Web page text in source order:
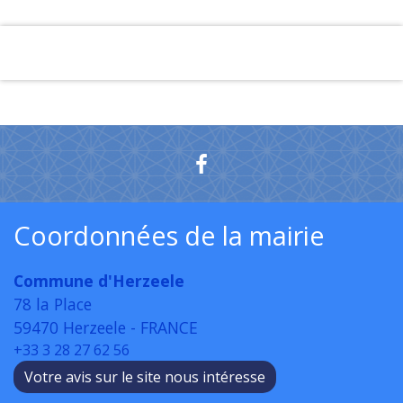
Coordonnées de la mairie
Commune d'Herzeele
78 la Place
59470 Herzeele - FRANCE
+33 3 28 27 62 56
Votre avis sur le site nous intéresse